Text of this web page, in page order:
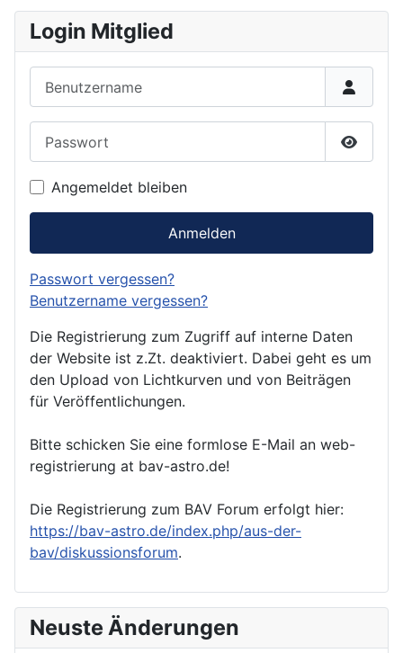
Login Mitglied
Angemeldet bleiben
Anmelden
Passwort vergessen?
Benutzername vergessen?
Die Registrierung zum Zugriff auf interne Daten
der Website ist z.Zt. deaktiviert. Dabei geht es um
den Upload von Lichtkurven und von Beiträgen
für Veröffentlichungen.
Bitte schicken Sie eine formlose E-Mail an web-
registrierung at bav-astro.de!
Die Registrierung zum BAV Forum erfolgt hier:
https://bav-astro.de/index.php/aus-der-
bav/diskussionsforum.
Neuste Änderungen